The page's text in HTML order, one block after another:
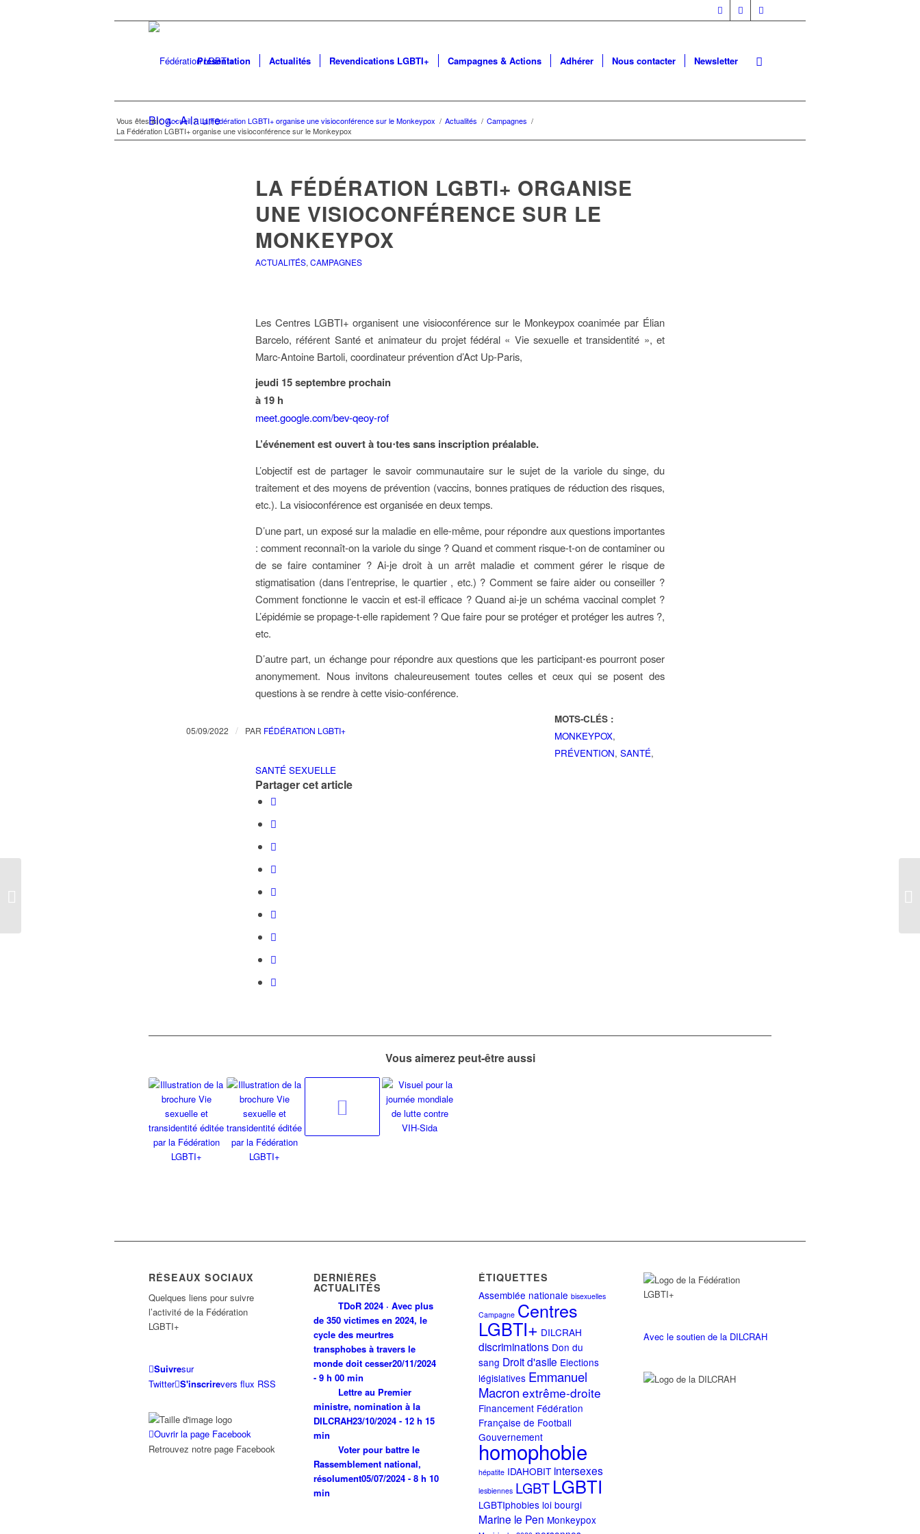
Présentation Actualités Revendications LGBTI+ Campagnes & Actions Adhérer Nous contacter Newsletter
Blog - A la une
Vous êtes ici : Accueil / La Fédération LGBTI+ organise une visioconférence sur le Monkeypox / Actualités / Campagnes /
La Fédération LGBTI+ organise une visioconférence sur le Monkeypox
LA FÉDÉRATION LGBTI+ ORGANISE
UNE VISIOCONFÉRENCE SUR LE
MONKEYPOX
ACTUALITÉS, CAMPAGNES
Les Centres LGBTI+ organisent une visioconférence sur le Monkeypox coanimée par Élian
Barcelo, référent Santé et animateur du projet fédéral « Vie sexuelle et transidentité », et
Marc-Antoine Bartoli, coordinateur prévention d’Act Up-Paris,
jeudi 15 septembre prochain
à 19 h
meet.google.com/bev-qeoy-rof
L’événement est ouvert à tou⋅tes sans inscription préalable.
L’objectif est de partager le savoir communautaire sur le sujet de la variole du singe, du
traitement et des moyens de prévention (vaccins, bonnes pratiques de réduction des risques,
etc.). La visioconférence est organisée en deux temps.
D’une part, un exposé sur la maladie en elle-même, pour répondre aux questions importantes
: comment reconnaît-on la variole du singe ? Quand et comment risque-t-on de contaminer ou
de se faire contaminer ? Ai-je droit à un arrêt maladie et comment gérer le risque de
stigmatisation (dans l’entreprise, le quartier , etc.) ? Comment se faire aider ou conseiller ?
Comment fonctionne le vaccin et est-il efficace ? Quand ai-je un schéma vaccinal complet ?
L’épidémie se propage-t-elle rapidement ? Que faire pour se protéger et protéger les autres ?,
etc.
D’autre part, un échange pour répondre aux questions que les participant⋅es pourront poser
anonymement. Nous invitons chaleureusement toutes celles et ceux qui se posent des
questions à se rendre à cette visio-conférence.
05/09/2022 / PAR FÉDÉRATION LGBTI+
MOTS-CLÉS :
MONKEYPOX,
PRÉVENTION,SANTÉ,
SANTÉ SEXUELLE
Partager cet article
Vous aimerez peut-être aussi
RÉSEAUX SOCIAUX
Quelques liens pour suivre
l’activité de la Fédération
LGBTI+
Suivresur
Twitter S'inscrirevers flux RSS
Ouvrir la page Facebook
Retrouvez notre page Facebook
DERNIÈRES
ACTUALITÉS
TDoR 2024 · Avec plus
de 350 victimes en 2024, le
cycle des meurtres
transphobes à travers le
monde doit cesser20/11/2024
- 9 h 00 min
Lettre au Premier
ministre, nomination à la
DILCRAH23/10/2024 - 12 h 15
min
Voter pour battre le
Rassemblement national,
résolument05/07/2024 - 8 h 10
min
ÉTIQUETTES
Assemblée nationale bisexuelles
Campagne Centres
LGBTI+ DILCRAH
discriminations Don du
sang Droit d'asile Elections
législatives Emmanuel
Macron extrême-droite
Financement Fédération
Française de Football
Gouvernement
homophobie
hépatite IDAHOBIT intersexes
lesbiennes LGBT LGBTI
LGBTIphobies loi bourgi
Marine le Pen Monkeypox
Avec le soutien de la DILCRAH